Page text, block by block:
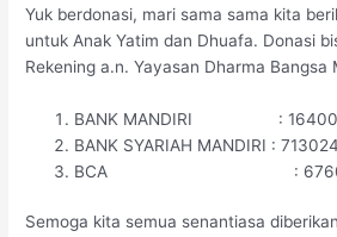
Yuk berdonasi, mari sama sama kita
untuk Anak Yatim dan Dhuafa. Donasi
Rekening a.n. Yayasan Dharma Bangsa
BANK MANDIRI :
BANK SYARIAH MANDIRI :
BCA :
Semoga kita semua senantiasa